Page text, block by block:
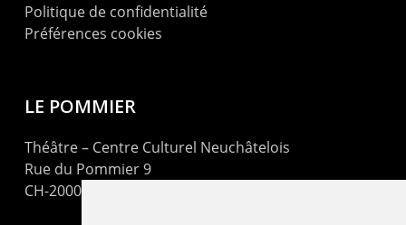
Politique de confidentialité
Préférences cookies
LE POMMIER
Théâtre – Centre Culturel Neuchâtelois
Rue du Pommier 9
CH-2000 Neuchâtel